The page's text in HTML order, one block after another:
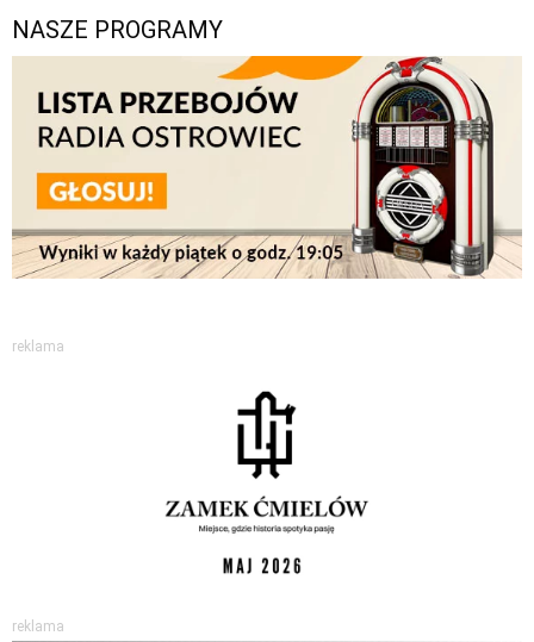
NASZE PROGRAMY
reklama
reklama